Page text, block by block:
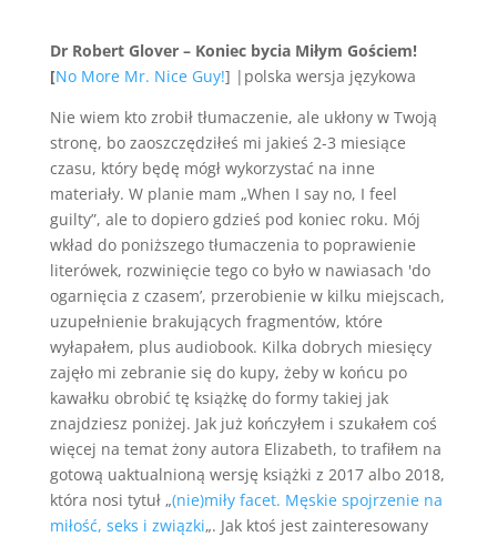
Dr Robert Glover – Koniec bycia Miłym Gościem!
[No More Mr. Nice Guy!] |polska wersja językowa
Nie wiem kto zrobił tłumaczenie, ale ukłony w Twoją
stronę, bo zaoszczędziłeś mi jakieś 2-3 miesiące
czasu, który będę mógł wykorzystać na inne
materiały. W planie mam „When I say no, I feel
guilty”, ale to dopiero gdzieś pod koniec roku. Mój
wkład do poniższego tłumaczenia to poprawienie
literówek, rozwinięcie tego co było w nawiasach 'do
ogarnięcia z czasem’, przerobienie w kilku miejscach,
uzupełnienie brakujących fragmentów, które
wyłapałem, plus audiobook. Kilka dobrych miesięcy
zajęło mi zebranie się do kupy, żeby w końcu po
kawałku obrobić tę książkę do formy takiej jak
znajdziesz poniżej. Jak już kończyłem i szukałem coś
więcej na temat żony autora Elizabeth, to trafiłem na
gotową uaktualnioną wersję książki z 2017 albo 2018,
która nosi tytuł „(nie)miły facet. Męskie spojrzenie na
miłość, seks i związki„. Jak ktoś jest zainteresowany